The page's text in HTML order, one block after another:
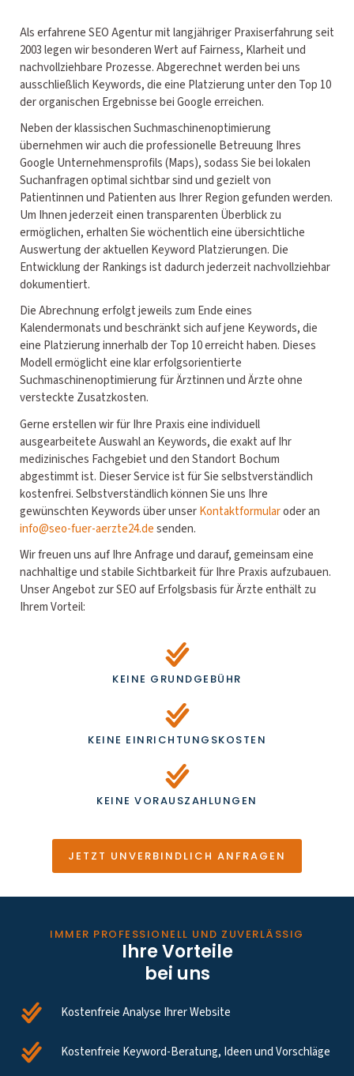
Als erfahrene SEO Agentur mit langjähriger Praxiserfahrung seit
2003 legen wir besonderen Wert auf Fairness, Klarheit und
nachvollziehbare Prozesse. Abgerechnet werden bei uns
ausschließlich Keywords, die eine Platzierung unter den Top 10
der organischen Ergebnisse bei Google erreichen.
Neben der klassischen Suchmaschinenoptimierung
übernehmen wir auch die professionelle Betreuung Ihres
Google Unternehmensprofils (Maps), sodass Sie bei lokalen
Suchanfragen optimal sichtbar sind und gezielt von
Patientinnen und Patienten aus Ihrer Region gefunden werden.
Um Ihnen jederzeit einen transparenten Überblick zu
ermöglichen, erhalten Sie wöchentlich eine übersichtliche
Auswertung der aktuellen Keyword Platzierungen. Die
Entwicklung der Rankings ist dadurch jederzeit nachvollziehbar
dokumentiert.
Die Abrechnung erfolgt jeweils zum Ende eines
Kalendermonats und beschränkt sich auf jene Keywords, die
eine Platzierung innerhalb der Top 10 erreicht haben. Dieses
Modell ermöglicht eine klar erfolgsorientierte
Suchmaschinenoptimierung für Ärztinnen und Ärzte ohne
versteckte Zusatzkosten.
Gerne erstellen wir für Ihre Praxis eine individuell
ausgearbeitete Auswahl an Keywords, die exakt auf Ihr
medizinisches Fachgebiet und den Standort Bochum
abgestimmt ist. Dieser Service ist für Sie selbstverständlich
kostenfrei. Selbstverständlich können Sie uns Ihre
gewünschten Keywords über unserKontaktformularoder an
info@seo-fuer-aerzte24.desenden.
Wir freuen uns auf Ihre Anfrage und darauf, gemeinsam eine
nachhaltige und stabile Sichtbarkeit für Ihre Praxis aufzubauen.
Unser Angebot zur SEO auf Erfolgsbasis für Ärzte enthält zu
Ihrem Vorteil:
KEINE GRUNDGEBÜHR
KEINE EINRICHTUNGSKOSTEN
KEINE VORAUSZAHLUNGEN
JETZT UNVERBINDLICH ANFRAGEN
IMMER PROFESSIONELL UND ZUVERLÄSSIG
Ihre Vorteile
bei uns
Kostenfreie Analyse Ihrer Website
Kostenfreie Keyword-Beratung, Ideen und Vorschläge